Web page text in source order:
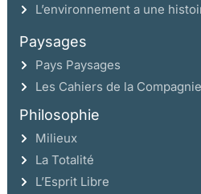
L’environnement a une
Paysages
Pays Paysages
Les Cahiers de la
Philosophie
Milieux
La Totalité
L’Esprit Libre